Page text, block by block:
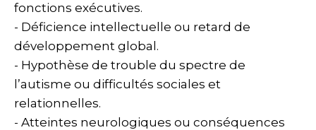
fonctions exécutives.
- Déficience intellectuelle ou retard de
développement global.
- Hypothèse de trouble du spectre de
l’autisme ou difficultés sociales et
relationnelles.
- Atteintes neurologiques ou conséquences